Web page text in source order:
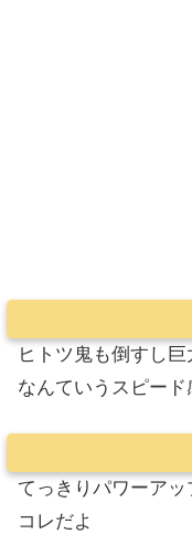
ヒトツ鬼も倒すし巨
なんていうスピード
てっきりパワーア
コレだよ